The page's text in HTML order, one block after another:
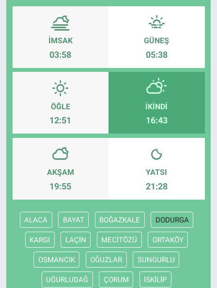
İMSAK
03:58
GÜNEŞ
05:38
ÖĞLE
12:51
İKINDI
16:43
AKŞAM
19:55
YATSI
21:28
ALACA BAYAT BOĞAZKALE DODURGA
KARGI LAÇİN MECİTÖZÜ ORTAKÖY
OSMANCIK OĞUZLAR SUNGURLU
UĞURLUDAĞ ÇORUM İSKİLİP